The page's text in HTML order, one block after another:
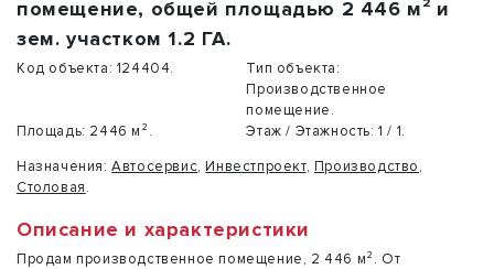
помещение, общей площадью 2 446 м² и
зем. участком 1.2 ГА.
Код объекта: 124404.
Тип объекта:
Производственное
помещение.
Площадь: 2446 м². Этаж / Этажность: 1 / 1.
Назначения: Автосервис, Инвестпроект, Производство,
Столовая.
Описание и характеристики
Продам производственное помещение, 2 446 м². От